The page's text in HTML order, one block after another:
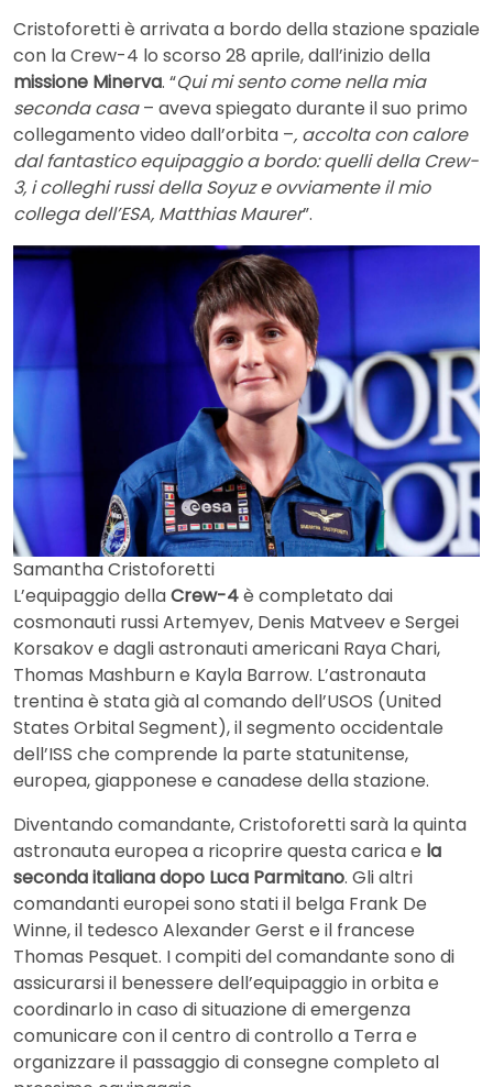
Cristoforetti è arrivata a bordo della stazione spaziale
con la Crew-4 lo scorso 28 aprile, dall’inizio della
missione Minerva. “Qui mi sento come nella mia
seconda casa– aveva spiegato durante il suo primo
collegamento video dall’orbita –, accolta con calore
dal fantastico equipaggio a bordo: quelli della Crew-
3, i colleghi russi della Soyuz e ovviamente il mio
collega dell’ESA, Matthias Maurer”.
Samantha Cristoforetti
L’equipaggio dellaCrew-4è completato dai
cosmonauti russi Artemyev, Denis Matveev e Sergei
Korsakov e dagli astronauti americani Raya Chari,
Thomas Mashburn e Kayla Barrow. L’astronauta
trentina è stata già al comando dell’USOS (United
States Orbital Segment), il segmento occidentale
dell’ISS che comprende la parte statunitense,
europea, giapponese e canadese della stazione.
Diventando comandante, Cristoforetti sarà la quinta
astronauta europea a ricoprire questa carica e la
seconda italiana dopo Luca Parmitano. Gli altri
comandanti europei sono stati il belga Frank De
Winne, il tedesco Alexander Gerst e il francese
Thomas Pesquet. I compiti del comandante sono di
assicurarsi il benessere dell’equipaggio in orbita e
coordinarlo in caso di situazione di emergenza
comunicare con il centro di controllo a Terra e
organizzare il passaggio di consegne completo al